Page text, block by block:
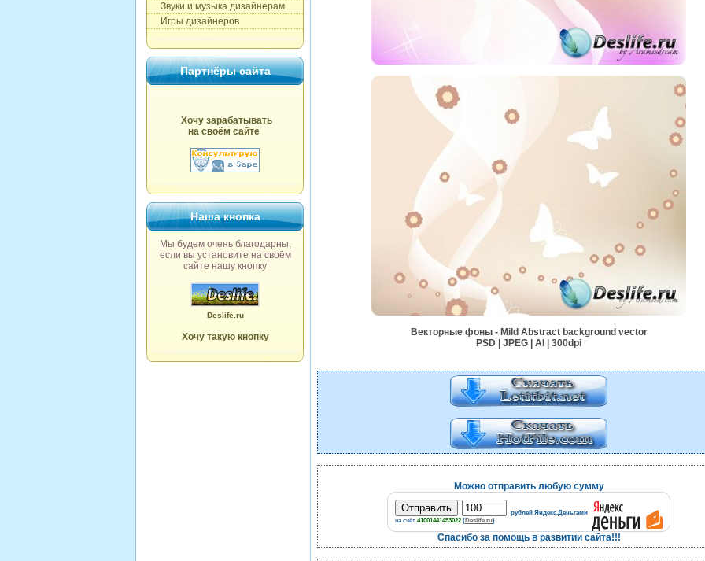
Звуки и музыка дизайнерам
Игры дизайнеров
Партнёры сайта
Хочу зарабатывать
на своём сайте
Наша кнопка
Мы будем очень благодарны,
если вы установите на своём
сайте нашу кнопку
Deslife.ru
Хочу такую кнопку
Векторные фоны - Mild Abstract background vector
PSD | JPEG | AI | 300dpi
Можно отправить любую сумму
рублей Яндекс.Деньгами
на счёт 41001441453022 (Deslife.ru)
Спасибо за помощь в развитии сайта!!!